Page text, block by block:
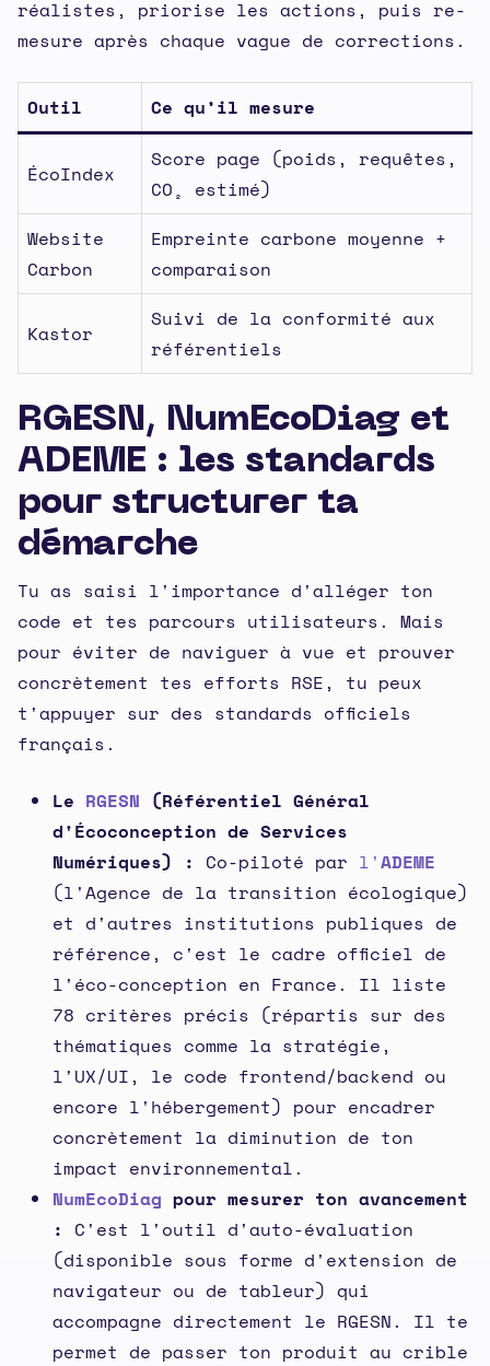
réalistes, priorise les actions, puis re-
mesure après chaque vague de corrections.
Outil Ce qu’il mesure
ÉcoIndex
Score page (poids, requêtes,
CO₂ estimé)
Website
Carbon
Empreinte carbone moyenne +
comparaison
Kastor
Suivi de la conformité aux
référentiels
RGESN, NumEcoDiag et
ADEME : les standards
pour structurer ta
démarche
Tu as saisi l'importance d'alléger ton
code et tes parcours utilisateurs. Mais
pour éviter de naviguer à vue et prouver
concrètement tes efforts RSE, tu peux
t'appuyer sur des standards officiels
français.
Le RGESN (Référentiel Général
d'Écoconception de Services
Numériques) : Co-piloté par l'ADEME
(l'Agence de la transition écologique)
et d'autres institutions publiques de
référence, c'est le cadre officiel de
l'éco-conception en France. Il liste
78 critères précis (répartis sur des
thématiques comme la stratégie,
l'UX/UI, le code frontend/backend ou
encore l'hébergement) pour encadrer
concrètement la diminution de ton
impact environnemental.
NumEcoDiag pour mesurer ton avancement
: C'est l'outil d'auto-évaluation
(disponible sous forme d'extension de
navigateur ou de tableur) qui
accompagne directement le RGESN. Il te
permet de passer ton produit au crible